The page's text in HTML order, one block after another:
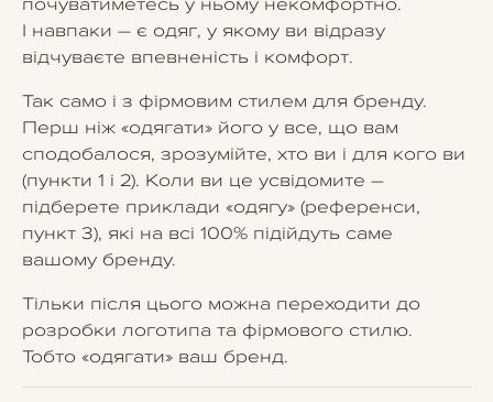
І навпаки – є одяг, у якому ви відразу
відчуваєте впевненість і комфорт.
Так само і з фірмовим стилем для бренду.
Перш ніж «одягати» його у все, що вам
сподобалося, зрозумійте, хто ви і для кого ви
(пункти 1 і 2). Коли ви це усвідомите –
підберете приклади «одягу» (референси,
пункт 3), які на всі 100% підійдуть саме
вашому бренду.
Тільки після цього можна переходити до
розробки логотипа та фірмового стилю.
Тобто «одягати» ваш бренд.